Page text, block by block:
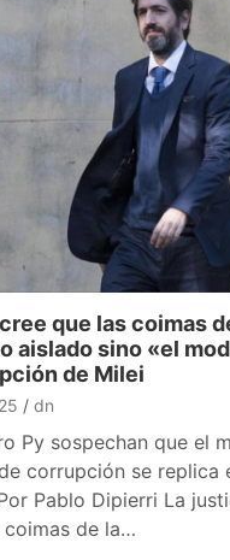
que las coimas
aislado sino «el
de Milei
dn
Py sospechan que el
corrupción se replica
Pablo Dipierri La
coimas de la…